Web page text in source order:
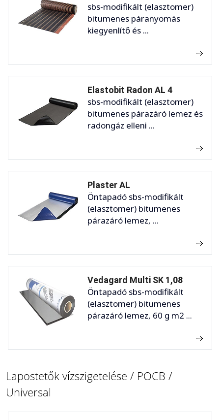
sbs-modifikált (elasztomer)
bitumenes páranyomás
kiegyenlítő és ...
Elastobit Radon AL 4
sbs-modifikált (elasztomer)
bitumenes párazáró lemez és
radongáz elleni ...
Plaster AL
Öntapadó sbs-modifikált
(elasztomer) bitumenes
párazáró lemez, ...
Vedagard Multi SK 1,08
Öntapadó sbs-modifikált
(elasztomer) bitumenes
párazáró lemez, 60 g m2 ...
Lapostetők vízszigetelése / POCB /
Universal